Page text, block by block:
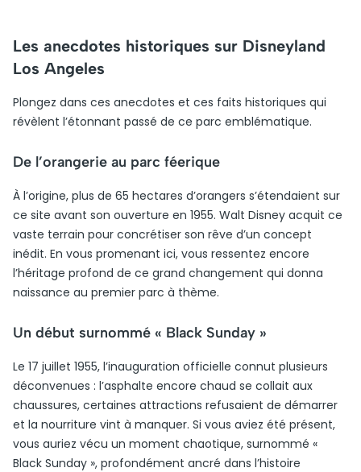
Les anecdotes historiques sur Disneyland
Los Angeles
Plongez dans ces anecdotes et ces faits historiques qui
révèlent l’étonnant passé de ce parc emblématique.
De l’orangerie au parc féerique
À l’origine, plus de 65 hectares d’orangers s’étendaient sur
ce site avant son ouverture en 1955. Walt Disney acquit ce
vaste terrain pour concrétiser son rêve d’un concept
inédit. En vous promenant ici, vous ressentez encore
l’héritage profond de ce grand changement qui donna
naissance au premier parc à thème.
Un début surnommé « Black Sunday »
Le 17 juillet 1955, l’inauguration officielle connut plusieurs
déconvenues : l’asphalte encore chaud se collait aux
chaussures, certaines attractions refusaient de démarrer
et la nourriture vint à manquer. Si vous aviez été présent,
vous auriez vécu un moment chaotique, surnommé «
Black Sunday », profondément ancré dans l’histoire